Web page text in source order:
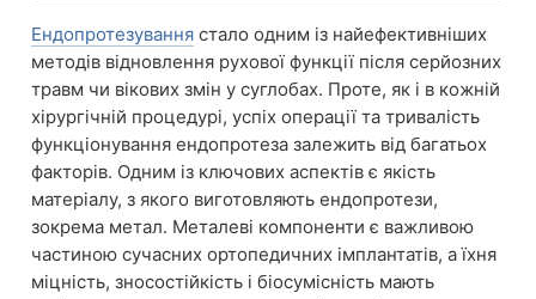
Ендопротезування стало одним із найефективніших
методів відновлення рухової функції після серйозних
травм чи вікових змін у суглобах. Проте, як і в кожній
хірургічній процедурі, успіх операції та тривалість
функціонування ендопротеза залежить від багатьох
факторів. Одним із ключових аспектів є якість
матеріалу, з якого виготовляють ендопротези,
зокрема метал. Металеві компоненти є важливою
частиною сучасних ортопедичних імплантатів, а їхня
міцність, зносостійкість і біосумісність мають